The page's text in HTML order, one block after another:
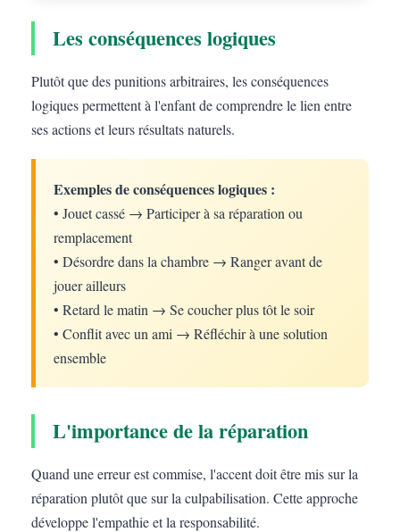
Les conséquences logiques
Plutôt que des punitions arbitraires, les conséquences
logiques permettent à l'enfant de comprendre le lien entre
ses actions et leurs résultats naturels.
Exemples de conséquences logiques :
• Jouet cassé → Participer à sa réparation ou
remplacement
• Désordre dans la chambre → Ranger avant de
jouer ailleurs
• Retard le matin → Se coucher plus tôt le soir
• Conflit avec un ami → Réfléchir à une solution
ensemble
L'importance de la réparation
Quand une erreur est commise, l'accent doit être mis sur la
réparation plutôt que sur la culpabilisation. Cette approche
développe l'empathie et la responsabilité.